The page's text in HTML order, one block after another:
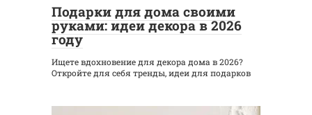
Подарки для дома своими
руками: идеи декора в 2026
году
Ищете вдохновение для декора дома в 2026?
Откройте для себя тренды, идеи для подарков